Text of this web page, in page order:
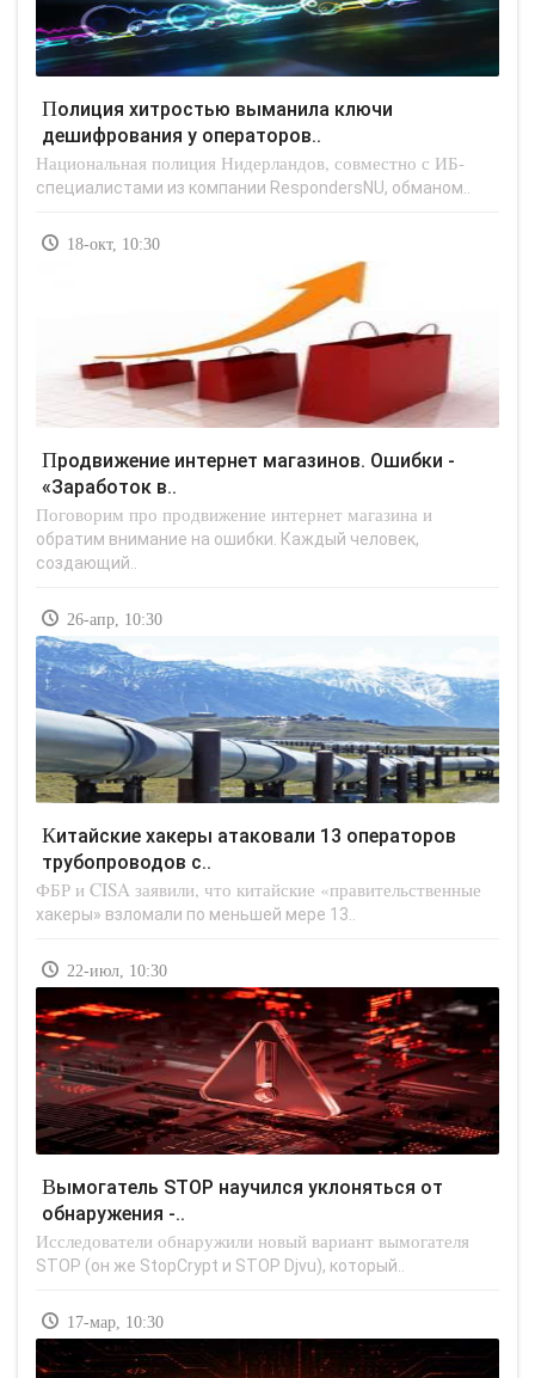
Полиция хитростью выманила ключи
дешифрования у операторов..
Национальная полиция Нидерландов, совместно с ИБ-
специалистами из компании RespondersNU, обманом..
18-окт, 10:30
Продвижение интернет магазинов. Ошибки -
«Заработок в..
Поговорим про продвижение интернет магазина и
обратим внимание на ошибки. Каждый человек,
создающий..
26-апр, 10:30
Китайские хакеры атаковали 13 операторов
трубопроводов с..
ФБР и CISA заявили, что китайские «правительственные
хакеры» взломали по меньшей мере 13..
22-июл, 10:30
Вымогатель STOP научился уклоняться от
обнаружения -..
Исследователи обнаружили новый вариант вымогателя
STOP (он же StopCrypt и STOP Djvu), который..
17-мар, 10:30